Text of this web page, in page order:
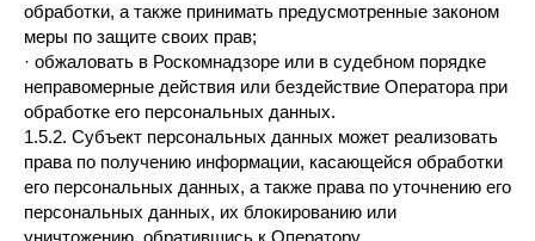
обработки, а также принимать предусмотренные законом
меры по защите своих прав;
· обжаловать в Роскомнадзоре или в судебном порядке
неправомерные действия или бездействие Оператора при
обработке его персональных данных.
1.5.2. Субъект персональных данных может реализовать
права по получению информации, касающейся обработки
его персональных данных, а также права по уточнению его
персональных данных, их блокированию или
уничтожению, обратившись к Оператору